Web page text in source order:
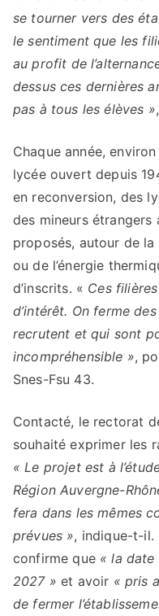
se tourner vers des
le sentiment que les
au profit de
dessus ces dernières
pas à tous les élèves »
Chaque année,
lycée ouvert depuis
en reconversion, des
des mineurs étrangers
proposés, autour de
ou de l’énergie
d’inscrits. « Ces
d’intérêt. On ferme
recrutent et qui sont
incompréhensible »,
Snes-Fsu 43.
Contacté, le rectorat
souhaité exprimer les
« Le projet est à
Région Auvergne-
fera dans les mêmes
prévues », indique-t-il.
confirme que « la date
2027 »et avoir « pris
de fermer